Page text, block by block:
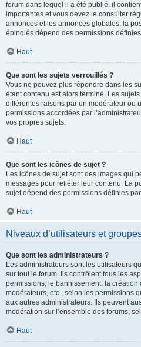
forum dans lequel il a été publié. il
importantes et vous devez le consulter
annonces et les annonces globales, la
épinglés dépend des permissions
Haut
Que sont les sujets verrouillés ?
Vous ne pouvez plus répondre dans les
étant contenu est alors terminé. Les
différentes raisons par un modérateur ou
permissions accordées par
vos propres sujets.
Haut
Que sont les icônes de sujet ?
Les icônes de sujet sont des images qui
messages pour refléter leur contenu. La
sujet dépend des permissions définies
Haut
Niveaux d’utilisateurs et
Que sont les administrateurs ?
Les administrateurs sont les utilisateurs
sur tout le forum. Ils contrôlent tous les
permissions, le bannissement, la création
modérateurs, etc., selon les permissions
aux autres administrateurs. Ils peuvent
modération sur l’ensemble des forums,
Haut